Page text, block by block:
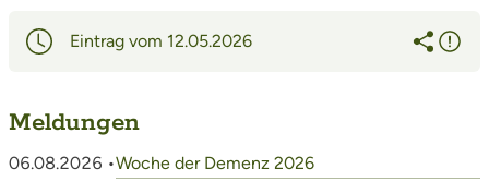
Eintrag vom 12.05.2026
Meldungen
06.08.2026 •Woche der Demenz 2026